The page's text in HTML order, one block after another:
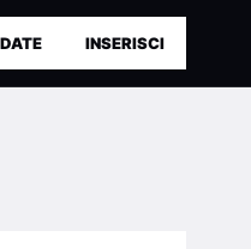
INSERISCI